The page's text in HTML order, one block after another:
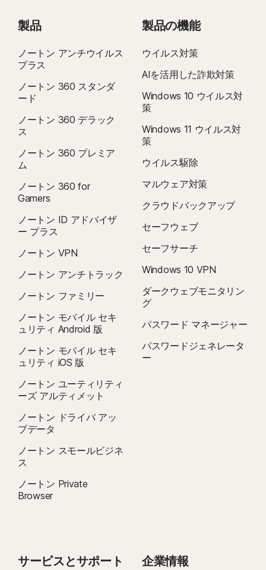
製品
ノートン アンチウイルス
プラス
ノートン 360 スタンダ
ード
ノートン 360 デラック
ス
ノートン 360 プレミア
ム
ノートン 360 for
Gamers
ノートン ID アドバイザ
ー プラス
ノートン VPN
ノートン アンチトラック
ノートン ファミリー
ノートン モバイル セキ
ュリティ Android 版
ノートン モバイル セキ
ュリティ iOS 版
ノートン ユーティリティ
ーズ アルティメット
ノートン ドライバ アッ
プデータ
ノートン スモールビジネ
ス
ノートン Private
Browser
製品の機能
ウイルス対策
AIを活用した詐欺対策
Windows 10 ウイルス対
策
Windows 11 ウイルス対
策
ウイルス駆除
マルウェア対策
クラウドバックアップ
セーフウェブ
セーフサーチ
Windows 10 VPN
ダークウェブモニタリン
グ
パスワード マネージャー
パスワードジェネレータ
ー
サービスとサポート 企業情報